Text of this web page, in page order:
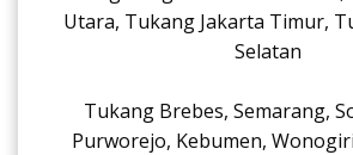
Utara, Tukang Jakarta Timur,
Selatan
Tukang Brebes, Semarang,
Purworejo, Kebumen,